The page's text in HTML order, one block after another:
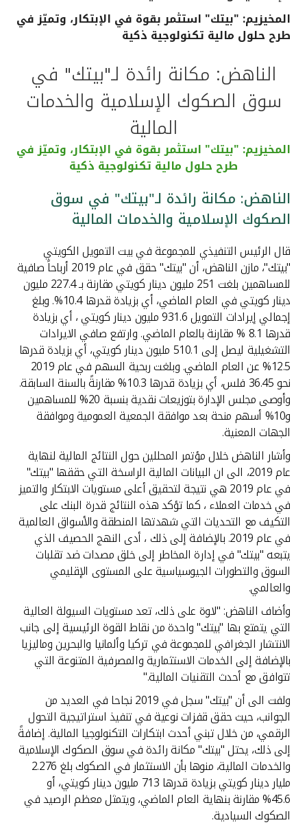
القنوات المصرفية
أدوات وخدمات
خدمات ما بعد البيع
اتصل بنا
مواقع الفروع وأجهزة الصرف الآلي
ألمانيا
ماليزيا
تركيا
مصر
المملكة المتحدة
مملكة البحرين
المخيزيم: "بيتك" استثمر بقوة في الإبتكار، وتميّز في
طرح حلول مالية تكنولوجية ذكية
الناهض: مكانة رائدة لـ"بيتك" في
سوق الصكوك الإسلامية والخدمات
المالية
المخيزيم: "بيتك" استثمر بقوة في الإبتكار، وتميّز في
طرح حلول مالية تكنولوجية ذكية
الناهض: مكانة رائدة لـ"بيتك" في سوق
الصكوك الإسلامية والخدمات المالية
قال الرئيس التنفيذي للمجموعة في بيت التمويل الكويتي
"بيتك"، مازن الناهض، أن "بيتك" حقق في عام 2019 أرباحاً صافية
للمساهمين بلغت 251 مليون دينار كويتي مقارنة بـ 227.4 مليون
دينار كويتي في العام الماضي، أي بزيادة قدرها 10.4%. وبلغ
إجمالي إيرادات التمويل 931.6 مليون دينار كويتي ، أي بزيادة
قدرها 8.1 % مقارنة بالعام الماضي. وارتفع صافي الايرادات
التشغيلية ليصل إلى 510.1 مليون دينار كويتي، أي بزيادة قدرها
12.5% عن العام الماضي. وبلغت ربحية السهم في عام 2019
نحو 36.45 فلس، أي بزيادة قدرها 10.3% مقارنةً بالسنة السابقة.
وأوصى مجلس الإدارة بتوزيعات نقدية بنسبة 20% للمساهمين
و10% أسهم منحة بعد موافقة الجمعية العمومية وموافقة
الجهات المعنية.
وأشار الناهض خلال مؤتمر المحللين حول النتائج المالية لنهاية
عام 2019، الى ان البيانات المالية الراسخة التي حققها "بيتك"
في عام 2019 هي نتيجة لتحقيق أعلى مستويات الابتكار والتميز
في خدمات العملاء ، كما تؤكد هذه النتائج قدرة البنك على
التكيف مع التحديات التي شهدتها المنطقة والأسواق العالمية
في عام 2019. بالإضافة إلى ذلك ، أدى النهج الحصيف الذي
يتبعه "بيتك" في إدارة المخاطر إلى خلق مصدات ضد تقلبات
السوق والتطورات الجيوسياسية على المستوى الإقليمي
والعالمي.
وأضاف الناهض: "لاوة على ذلك، تعد مستويات السيولة العالية
التي يتمتع بها "بيتك" واحدة من نقاط القوة الرئيسية إلى جانب
الانتشار الجغرافي للمجموعة في تركيا وألمانيا والبحرين وماليزيا
بالإضافة إلى الخدمات الاستثمارية والمصرفية المتنوعة التي
تتوافق مع أحدث التقنيات المالية."
ولفت الى أن "بيتك" سجل في 2019 نجاحا في العديد من
الجوانب، حيث حقق قفزات نوعية في تنفيذ استراتيجية التحول
الرقمي، من خلال تبني أحدث ابتكارات التكنولوجيا المالية. إضافةً
إلى ذلك، يحتل "بيتك" مكانة رائدة في سوق الصكوك الإسلامية
والخدمات المالية، منوها بأن الاستثمار في الصكوك بلغ 2.276
مليار دينار كويتي بزيادة قدرها 713 مليون دينار كويتي، أو
45.6% مقارنة بنهاية العام الماضي، ويتمثل معظم الرصيد في
الصكوك السيادية.